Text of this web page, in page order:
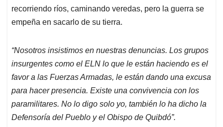
recorriendo ríos, caminando veredas, pero la guerra se
empeña en sacarlo de su tierra.
“Nosotros insistimos en nuestras denuncias. Los grupos
insurgentes como el ELN lo que le están haciendo es el
favor a las Fuerzas Armadas, le están dando una excusa
para hacer presencia. Existe una convivencia con los
paramilitares. No lo digo solo yo, también lo ha dicho la
Defensoría del Pueblo y el Obispo de Quibdó”.